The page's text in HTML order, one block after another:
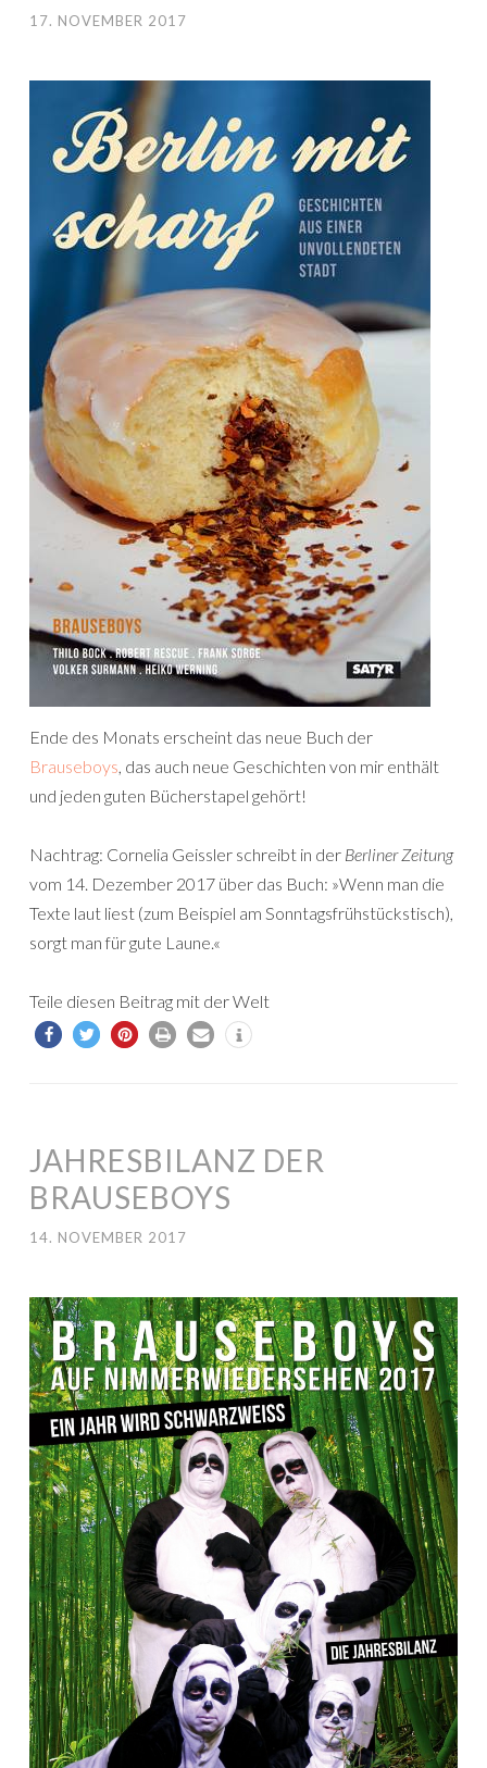
17. NOVEMBER 2017
Ende des Monats erscheint das neue Buch der
Brauseboys, das auch neue Geschichten von mir enthält
und jeden guten Bücherstapel gehört!
Nachtrag: Cornelia Geissler schreibt in der Berliner Zeitung
vom 14. Dezember 2017 über das Buch: »Wenn man die
Texte laut liest (zum Beispiel am Sonntagsfrühstückstisch),
sorgt man für gute Laune.«
Teile diesen Beitrag mit der Welt
JAHRESBILANZ DER
BRAUSEBOYS
14. NOVEMBER 2017